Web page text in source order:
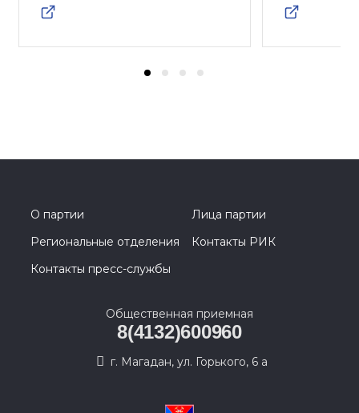
О партии
Лица партии
Региональные отделения
Контакты РИК
Контакты пресс-службы
Общественная приемная
8(4132)600960
г. Магадан, ул. Горького, 6 а